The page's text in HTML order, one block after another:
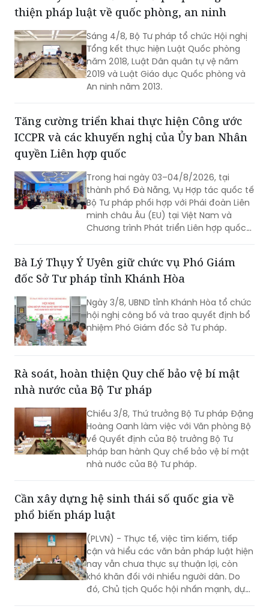
thiện pháp luật về quốc phòng, an ninh
Sáng 4/8, Bộ Tư pháp tổ chức Hội nghị
Tổng kết thực hiện Luật Quốc phòng
năm 2018, Luật Dân quân tự vệ năm
2019 và Luật Giáo dục Quốc phòng và
An ninh năm 2013.
Tăng cường triển khai thực hiện Công ước
ICCPR và các khuyến nghị của Ủy ban Nhân
quyền Liên hợp quốc
Trong hai ngày 03–04/8/2026, tại
thành phố Đà Nẵng, Vụ Hợp tác quốc tế
Bộ Tư pháp phối hợp với Phái đoàn Liên
minh châu Âu (EU) tại Việt Nam và
Chương trình Phát triển Liên hợp quốc
ban Nhân quyền Liên hợp quốc đối với
Báo cáo định kỳ lần thứ tư của Việt
các quyền dân sự và chính trị (ICCPR)
và Hội nghị tập huấn về thực hiện Công
ước ICCPR. Đây là chuỗi hoạt động
Việt Nam giai đoạn II” (EU JULE II), góp
phần nâng cao năng lực của các cơ
quan, tổ chức trong việc thực hiện các
quyền con người.
Bà Lý Thụy Ý Uyên giữ chức vụ Phó Giám
đốc Sở Tư pháp tỉnh Khánh Hòa
Ngày 3/8, UBND tỉnh Khánh Hòa tổ chức
hội nghị công bố và trao quyết định bổ
nhiệm Phó Giám đốc Sở Tư pháp.
Rà soát, hoàn thiện Quy chế bảo vệ bí mật
nhà nước của Bộ Tư pháp
Chiều 3/8, Thứ trưởng Bộ Tư pháp Đặng
Hoàng Oanh làm việc với Văn phòng Bộ
về Quyết định của Bộ trưởng Bộ Tư
pháp ban hành Quy chế bảo vệ bí mật
nhà nước của Bộ Tư pháp.
Cần xây dựng hệ sinh thái số quốc gia về
phổ biến pháp luật
(PLVN) - Thực tế, việc tìm kiếm, tiếp
cận và hiểu các văn bản pháp luật hiện
nay vẫn chưa thực sự thuận lợi, còn
khó khăn đối với nhiều người dân. Do
đó, Chủ tịch Quốc hội nhấn mạnh, dự